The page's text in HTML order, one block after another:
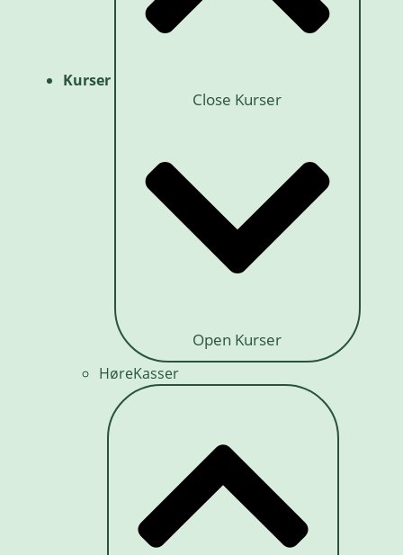
Kurser
Close Kurser
Open Kurser
HøreKasser